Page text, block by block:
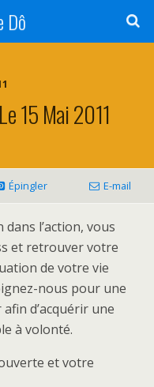
Dô
15 Mai 2011
Épingler E-mail
l’action, vous
et retrouver votre
de votre vie
nous pour une
d’acquérir une
à volonté.
et votre